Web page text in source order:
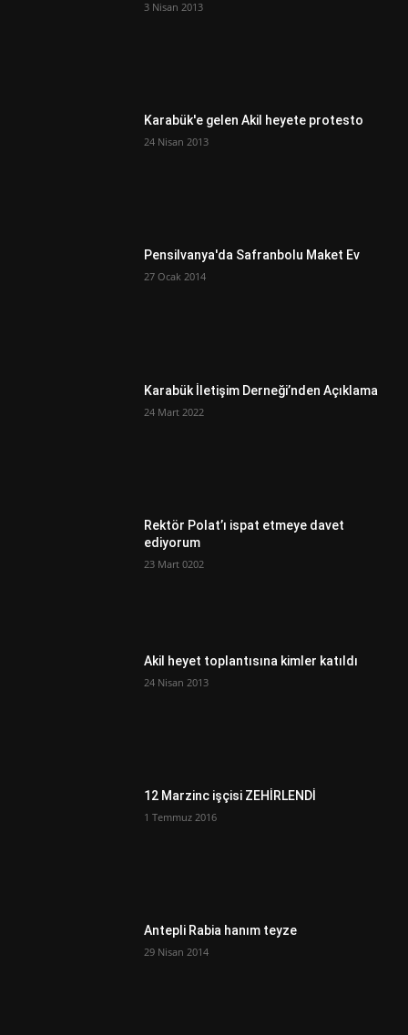
3 Nisan 2013
Karabük'e gelen Akil heyete protesto
24 Nisan 2013
Pensilvanya'da Safranbolu Maket Ev
27 Ocak 2014
Karabük İletişim Derneği’nden Açıklama
24 Mart 2022
Rektör Polat’ı ispat etmeye davet
ediyorum
23 Mart 0202
Akil heyet toplantısına kimler katıldı
24 Nisan 2013
12 Marzinc işçisi ZEHİRLENDİ
1 Temmuz 2016
Antepli Rabia hanım teyze
29 Nisan 2014